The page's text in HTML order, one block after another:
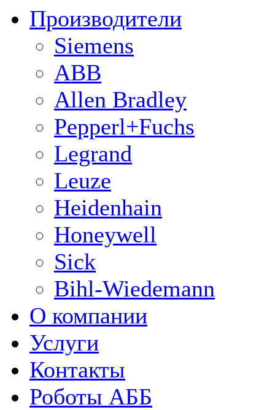
Производители
Siemens
ABB
Allen Bradley
Pepperl+Fuchs
Legrand
Leuze
Heidenhain
Honeywell
Sick
Bihl-Wiedemann
О компании
Услуги
Контакты
Роботы АББ